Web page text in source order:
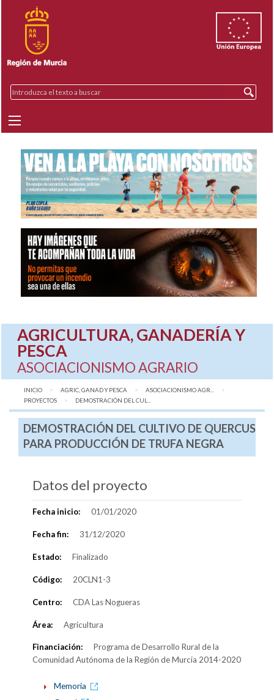
AGRICULTURA, GANADERÍA Y
PESCA
ASOCIACIONISMO AGRARIO
INICIO AGRIC, GANAD Y PESCA
ASOCIACIONISMO AGR...
PROYECTOS
AQUÍ:
DEMOSTRACIÓN DEL CUL...
DEMOSTRACIÓN DEL CULTIVO DE QUERCUS
PARA PRODUCCIÓN DE TRUFA NEGRA
Datos del proyecto
Fecha inicio: 01/01/2020
Fecha fin: 31/12/2020
Estado: Finalizado
Código: 20CLN1-3
Centro: CDA Las Nogueras
Área: Agricultura
Financiación:
Programa de Desarrollo Rural de la
Comunidad Autónoma de la Región de Murcia 2014-2020
Memoria